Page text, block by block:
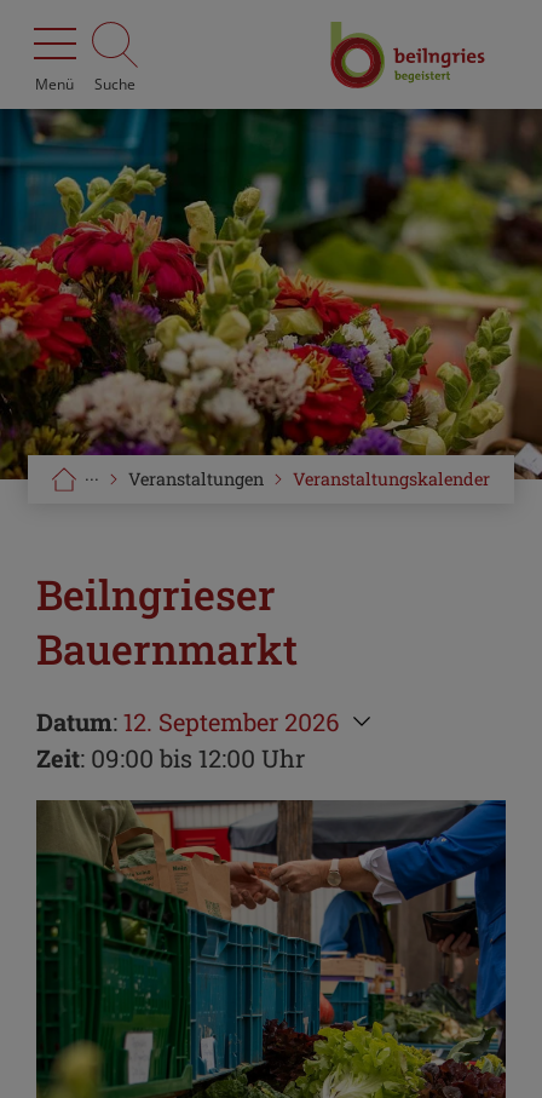
Menü Suche
Veranstaltungskalender
Veranstaltungen
···
Beilngrieser
Bauernmarkt
Datum:12. September 2026
Zeit: 09:00 bis 12:00 Uhr